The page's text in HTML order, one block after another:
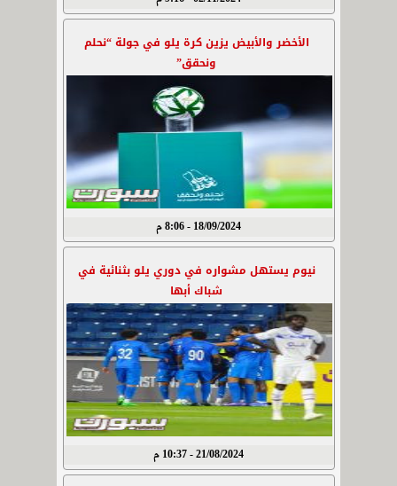
الأخضر والأبيض يزين كرة يلو في جولة “نحلم
ونحقق”
18/09/2024 - 8:06 م
نيوم يستهل مشواره في دوري يلو بثنائية في
شباك أبها
21/08/2024 - 10:37 م